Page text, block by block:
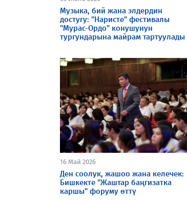
Музыка, бий жана элдердин
достугу: "Наристе" фестивалы
"Мурас-Ордо" конушунун
тургундарына майрам тартуулады
16 Май 2026
Ден соолук, жашоо жана келечек:
Бишкекте "Жаштар баңгизатка
каршы" форуму өттү